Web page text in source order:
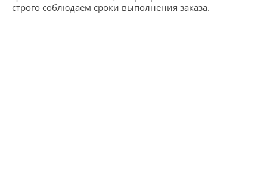
строго соблюдаем сроки выполнения заказа.